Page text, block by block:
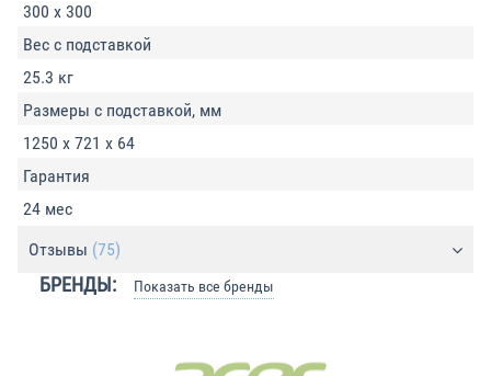
300 x 300
Вес с подставкой
25.3 кг
Размеры с подставкой, мм
1250 x 721 x 64
Гарантия
24 мес
Отзывы (75)
БРЕНДЫ: Показать все бренды